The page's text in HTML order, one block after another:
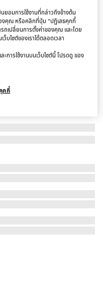
bag
อมการใช้งานที่กล่าวถึงข้างต้น
งคุณ หรือคลิกที่ปุ่ม "ปฏิเสธคุกกี้
เปลี่ยนการตั้งค่าของคุณ และโดย
ไซต์ของเราได้ตลอดเวลา
การใช้งานบนเว็บไซต์นี้ โปรดดู ของ
กกี้